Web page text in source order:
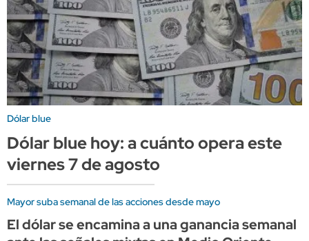
Dólar blue
Dólar blue hoy: a cuánto opera este
viernes 7 de agosto
Mayor suba semanal de las acciones desde mayo
El dólar se encamina a una ganancia semanal